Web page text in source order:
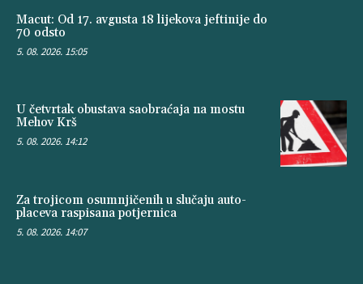
Macut: Od 17. avgusta 18 lijekova jeftinije do
70 odsto
5. 08. 2026. 15:05
U četvrtak obustava saobraćaja na mostu
Mehov Krš
5. 08. 2026. 14:12
Za trojicom osumnjičenih u slučaju auto-
placeva raspisana potjernica
5. 08. 2026. 14:07